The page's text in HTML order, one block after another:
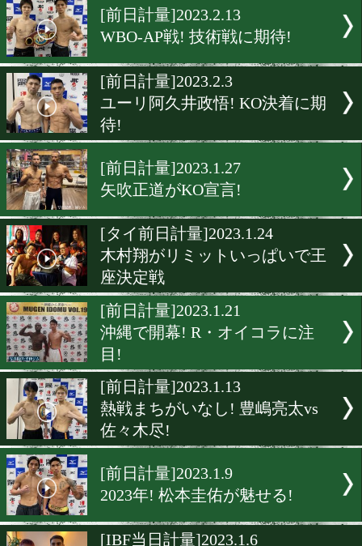
井上浩樹の進化に期待!
[前日計量]2023.2.15
日本ミニマム級王座決定戦
止
[前日計量]2023.2.13
WBO-AP戦! 技術戦に期待!
[前日計量]2023.2.3
ユーリ阿久井政悟! KO決着
待!
矢吹正道がKO宣言!
[タイ前日計量]2023.1.24
木村翔がリミットいっぱい
座決定戦
[前日計量]2023.1.21